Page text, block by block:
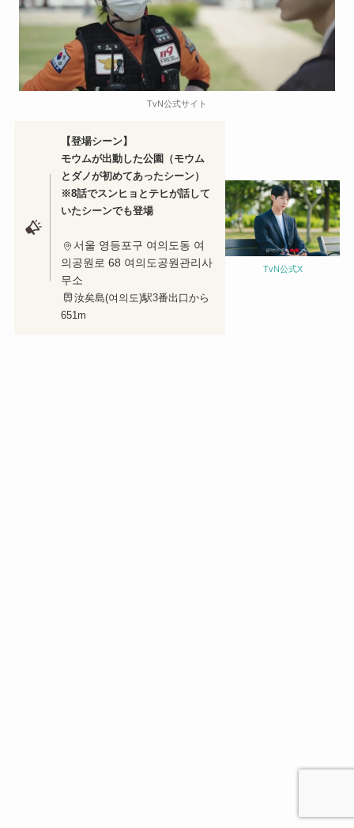
TvN公式サイト
【登場シーン】
モウムが出動した公園（モウム
とダノが初めてあったシーン）
※8話でスンヒョとテヒが話して
いたシーンでも登場
서울 영등포구 여의도동 여
의공원로 68 여의도공원관리사
무소
汝矣島(여의도)駅3番出口から
651m
TvN公式X